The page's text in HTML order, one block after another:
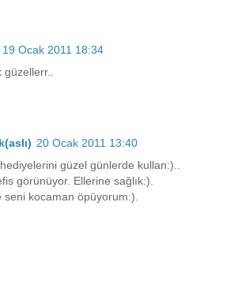
19 Ocak 2011 18:34
20 Ocak 2011 13:40
güzel günlerde kullan:)..
görünüyor. Ellerine sağlık:).
seni kocaman öpüyorum:).